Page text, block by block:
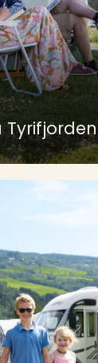
Tyrifjorden